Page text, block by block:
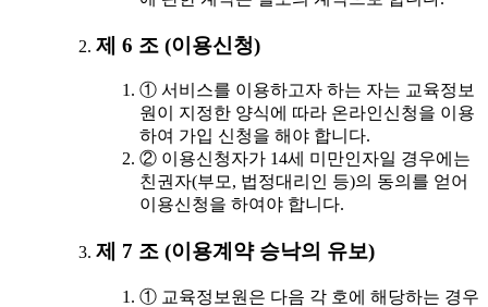
제 6 조 (이용신청)
① 서비스를 이용하고자 하는 자는 교육정보
원이 지정한 양식에 따라 온라인신청을 이용
하여 가입 신청을 해야 합니다.
② 이용신청자가 14세 미만인자일 경우에는
친권자(부모, 법정대리인 등)의 동의를 얻어
이용신청을 하여야 합니다.
제 7 조 (이용계약 승낙의 유보)
① 교육정보원은 다음 각 호에 해당하는 경우